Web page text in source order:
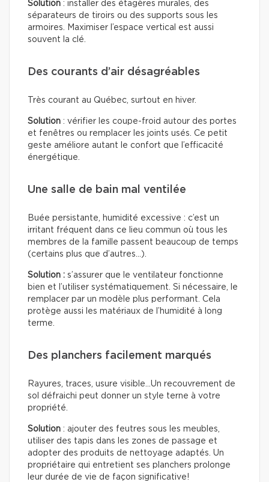
Solution : installer des étagères murales, des
séparateurs de tiroirs ou des supports sous les
armoires. Maximiser l’espace vertical est aussi
souvent la clé.
Des courants d’air désagréables
Très courant au Québec, surtout en hiver.
Solution : vérifier les coupe-froid autour des portes
et fenêtres ou remplacer les joints usés. Ce petit
geste améliore autant le confort que l’efficacité
énergétique.
Une salle de bain mal ventilée
Buée persistante, humidité excessive : c’est un
irritant fréquent dans ce lieu commun où tous les
membres de la famille passent beaucoup de temps
(certains plus que d’autres…).
Solution : s’assurer que le ventilateur fonctionne
bien et l’utiliser systématiquement. Si nécessaire, le
remplacer par un modèle plus performant. Cela
protège aussi les matériaux de l’humidité à long
terme.
Des planchers facilement marqués
Rayures, traces, usure visible…Un recouvrement de
sol défraichi peut donner un style terne à votre
propriété.
Solution : ajouter des feutres sous les meubles,
utiliser des tapis dans les zones de passage et
adopter des produits de nettoyage adaptés. Un
propriétaire qui entretient ses planchers prolonge
leur durée de vie de façon significative!